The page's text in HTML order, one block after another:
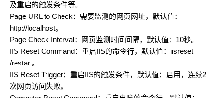
及重启的触发条件等。
Page URL to Check：需要监测的网页网址，默认值：
http://localhost。
Page Check Interval：网页监测时间间隔，默认值：10秒。
IIS Reset Command：重启IIS的命令行，默认值：iisreset
/restart。
IIS Reset Trigger：重启IIS的触发条件，默认值：启用，连续2
次网页访问失败。